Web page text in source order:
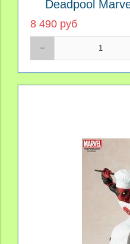
Deadpool
8 490 руб